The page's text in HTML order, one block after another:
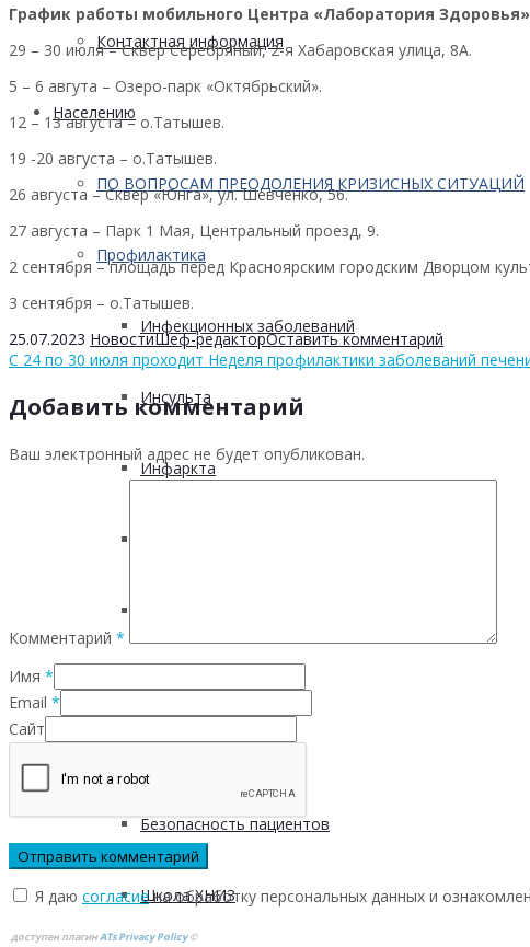
Контактная информация
Населению
ПО ВОПРОСАМ ПРЕОДОЛЕНИЯ КРИЗИСНЫХ СИТУАЦИЙ
Профилактика
Инфекционных заболеваний
Инсульта
Инфаркта
Безопасность пациентов
Школа ХНИЗ
График работы мобильного Центра «Лаборатория
29 – 30 июля – Сквер Серебряный, 2-я Хабаровская улица, 8А.
5 – 6 авгута – Озеро-парк «Октябрьский».
12 – 13 августа – о.Татышев.
19 -20 августа – о.Татышев.
26 августа – Сквер «Юнга», ул. Шевченко, 56.
27 августа – Парк 1 Мая, Центральный проезд, 9.
2 сентября – площадь перед Красноярским городским Дворцом
3 сентября – о.Татышев.
25.07.2023 НовостиШеф-редакторОставить комментарий
С 24 по 30 июля проходит Неделя профилактики заболеваний
Добавить комментарий
Ваш электронный адрес не будет опубликован.
Комментарий *
Имя *
Email *
Сайт
Я даю согласиена обработку персональных данных и
доступен плагинATs Privacy Policy©